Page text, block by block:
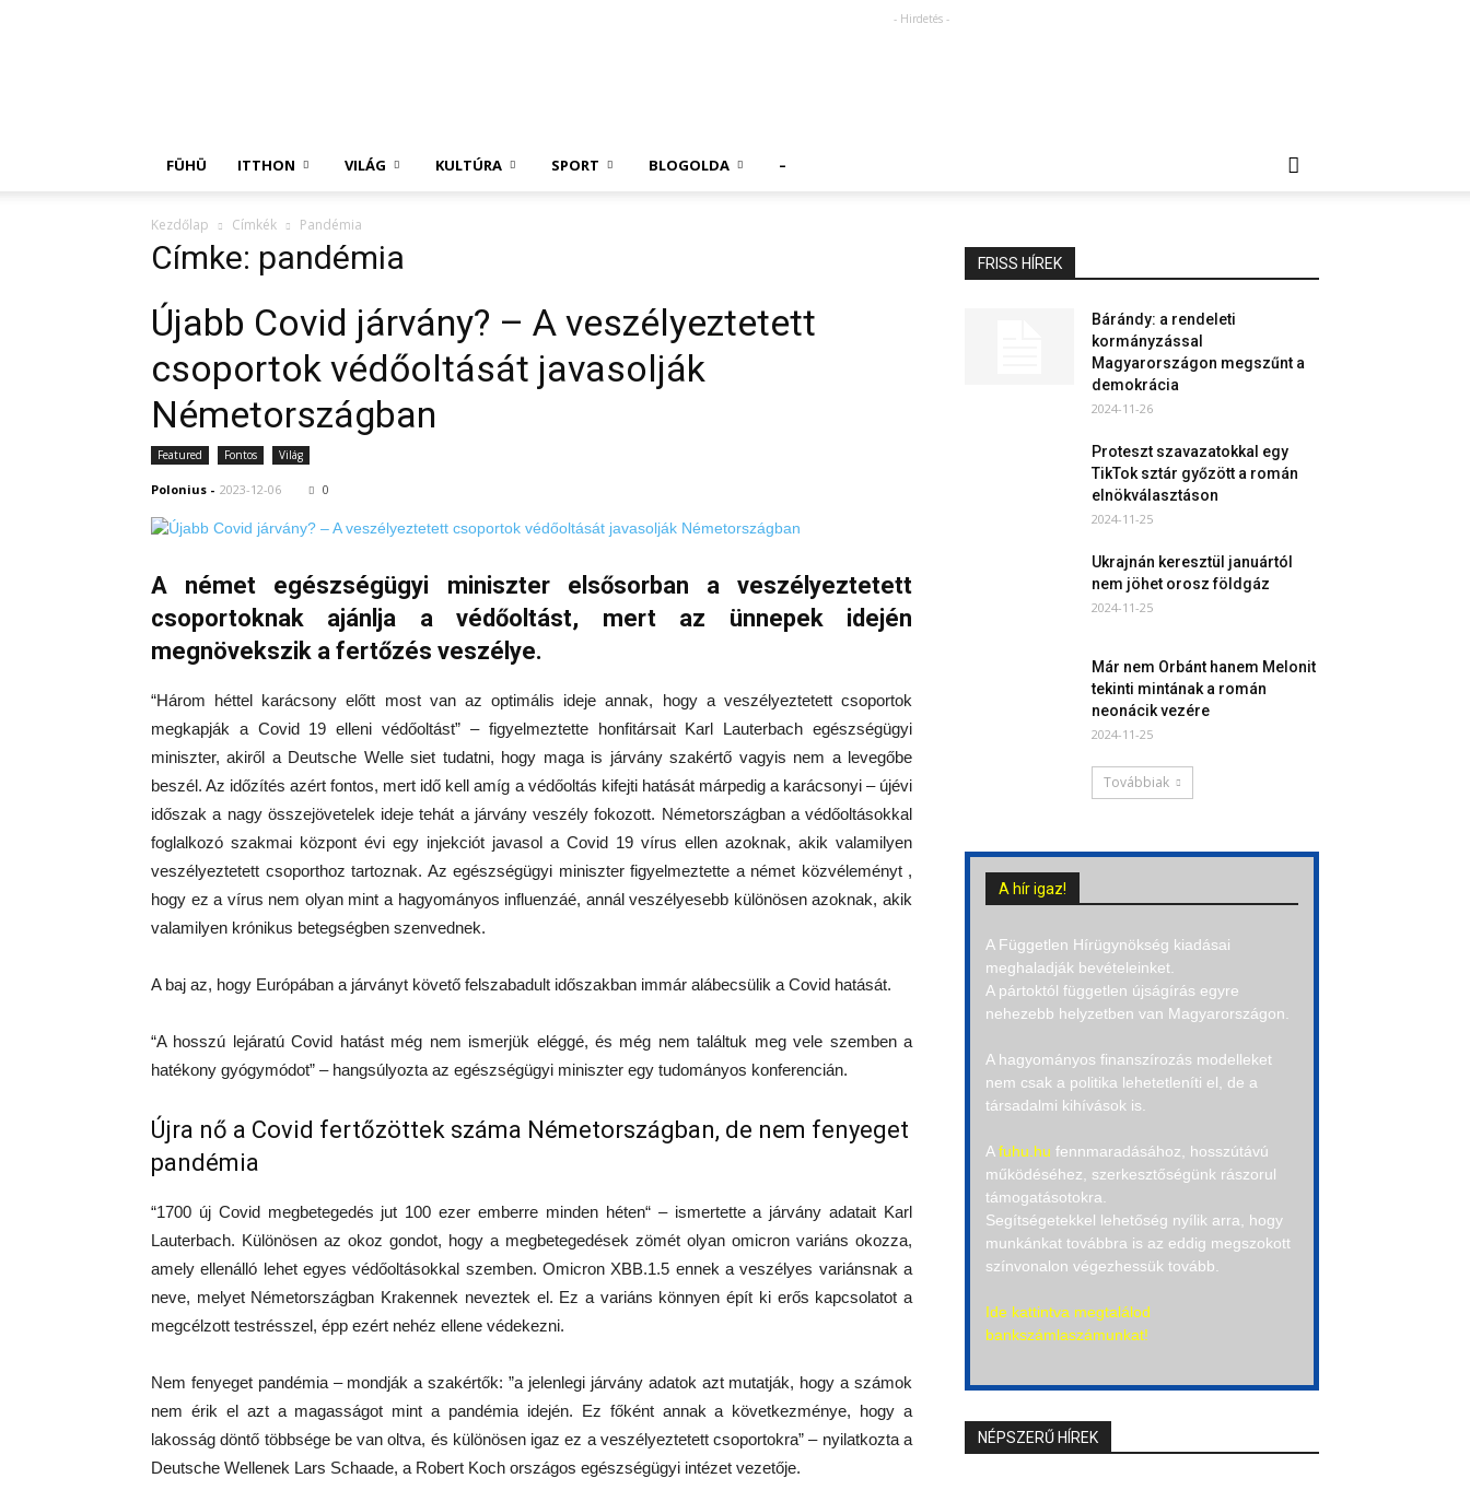
- Hirdetés -
FÜHÜ ITTHON VILÁG KULTÚRA SPORT BLOGOLDA –
Kezdőlap Címkék Pandémia
Címke: pandémia
Újabb Covid járvány? – A veszélyeztetett
csoportok védőoltását javasolják
Németországban
Featured Fontos Világ
Polonius - 2023-12-06 0
A német egészségügyi miniszter elsősorban a veszélyeztetett
csoportoknak ajánlja a védőoltást, mert az ünnepek idején
megnövekszik a fertőzés veszélye.
“Három héttel karácsony előtt most van az optimális ideje annak, hogy a veszélyeztetett csoportok
megkapják a Covid 19 elleni védőoltást” – figyelmeztette honfitársait Karl Lauterbach egészségügyi
miniszter, akiről a Deutsche Welle siet tudatni, hogy maga is járvány szakértő vagyis nem a levegőbe
beszél. Az időzítés azért fontos, mert idő kell amíg a védőoltás kifejti hatását márpedig a karácsonyi – újévi
időszak a nagy összejövetelek ideje tehát a járvány veszély fokozott. Németországban a védőoltásokkal
foglalkozó szakmai központ évi egy injekciót javasol a Covid 19 vírus ellen azoknak, akik valamilyen
veszélyeztetett csoporthoz tartoznak. Az egészségügyi miniszter figyelmeztette a német közvéleményt ,
hogy ez a vírus nem olyan mint a hagyományos influenzáé, annál veszélyesebb különösen azoknak, akik
valamilyen krónikus betegségben szenvednek.
A baj az, hogy Európában a járványt követő felszabadult időszakban immár alábecsülik a Covid hatását.
“A hosszú lejáratú Covid hatást még nem ismerjük eléggé, és még nem találtuk meg vele szemben a
hatékony gyógymódot” – hangsúlyozta az egészségügyi miniszter egy tudományos konferencián.
Újra nő a Covid fertőzöttek száma Németországban, de nem fenyeget
pandémia
“1700 új Covid megbetegedés jut 100 ezer emberre minden héten“ – ismertette a járvány adatait Karl
Lauterbach. Különösen az okoz gondot, hogy a megbetegedések zömét olyan omicron variáns okozza,
amely ellenálló lehet egyes védőoltásokkal szemben. Omicron XBB.1.5 ennek a veszélyes variánsnak a
neve, melyet Németországban Krakennek neveztek el. Ez a variáns könnyen épít ki erős kapcsolatot a
megcélzott testrésszel, épp ezért nehéz ellene védekezni.
Nem fenyeget pandémia – mondják a szakértők: ”a jelenlegi járvány adatok azt mutatják, hogy a számok
nem érik el azt a magasságot mint a pandémia idején. Ez főként annak a következménye, hogy a
lakosság döntő többsége be van oltva, és különösen igaz ez a veszélyeztetett csoportokra” – nyilatkozta a
Deutsche Wellenek Lars Schaade, a Robert Koch országos egészségügyi intézet vezetője.
FRISS HÍREK
Bárándy: a rendeleti
kormányzással
Magyarországon megszűnt a
demokrácia
2024-11-26
Proteszt szavazatokkal egy
TikTok sztár győzött a román
elnökválasztáson
2024-11-25
Ukrajnán keresztül januártól
nem jöhet orosz földgáz
2024-11-25
Már nem Orbánt hanem Melonit
tekinti mintának a román
neonácik vezére
2024-11-25
Továbbiak
A hír igaz!
A Független Hírügynökség kiadásai
meghaladják bevételeinket.
A pártoktól független újságírás egyre
nehezebb helyzetben van Magyarországon.
A hagyományos finanszírozás modelleket
nem csak a politika lehetetleníti el, de a
társadalmi kihívások is.
Afuhu.hu fennmaradásához, hosszútávú
működéséhez, szerkesztőségünk rászorul
támogatásotokra.
Segítségetekkel lehetőség nyílik arra, hogy
munkánkat továbbra is az eddig megszokott
színvonalon végezhessük tovább.
Ide kattintva megtalálod
bankszámlaszámunkat!
NÉPSZERŰ HÍREK